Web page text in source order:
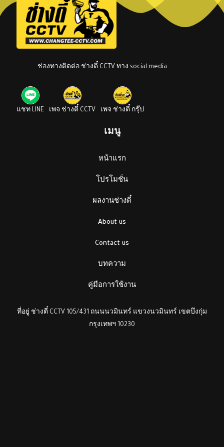
ช่องทางติดต่อ ช่างตี๋ CCTV ทาง social media
แชท LINE เพจ ช่างตี๋ CCTV เพจ ช่างตี๋ กรุ๊ป
เมนู
หน้าแรก
โปรโมชั่น
ผลงานช่างตี๋
About us
Contact us
บทความ
คู่มือการใช้งาน
ที่อยู่ ช่างตี๋ CCTV 105/431 ถนนนวมินทร์ แขวงนวมินทร์ เขตบึงกุ่ม
กรุงเทพฯ 10230